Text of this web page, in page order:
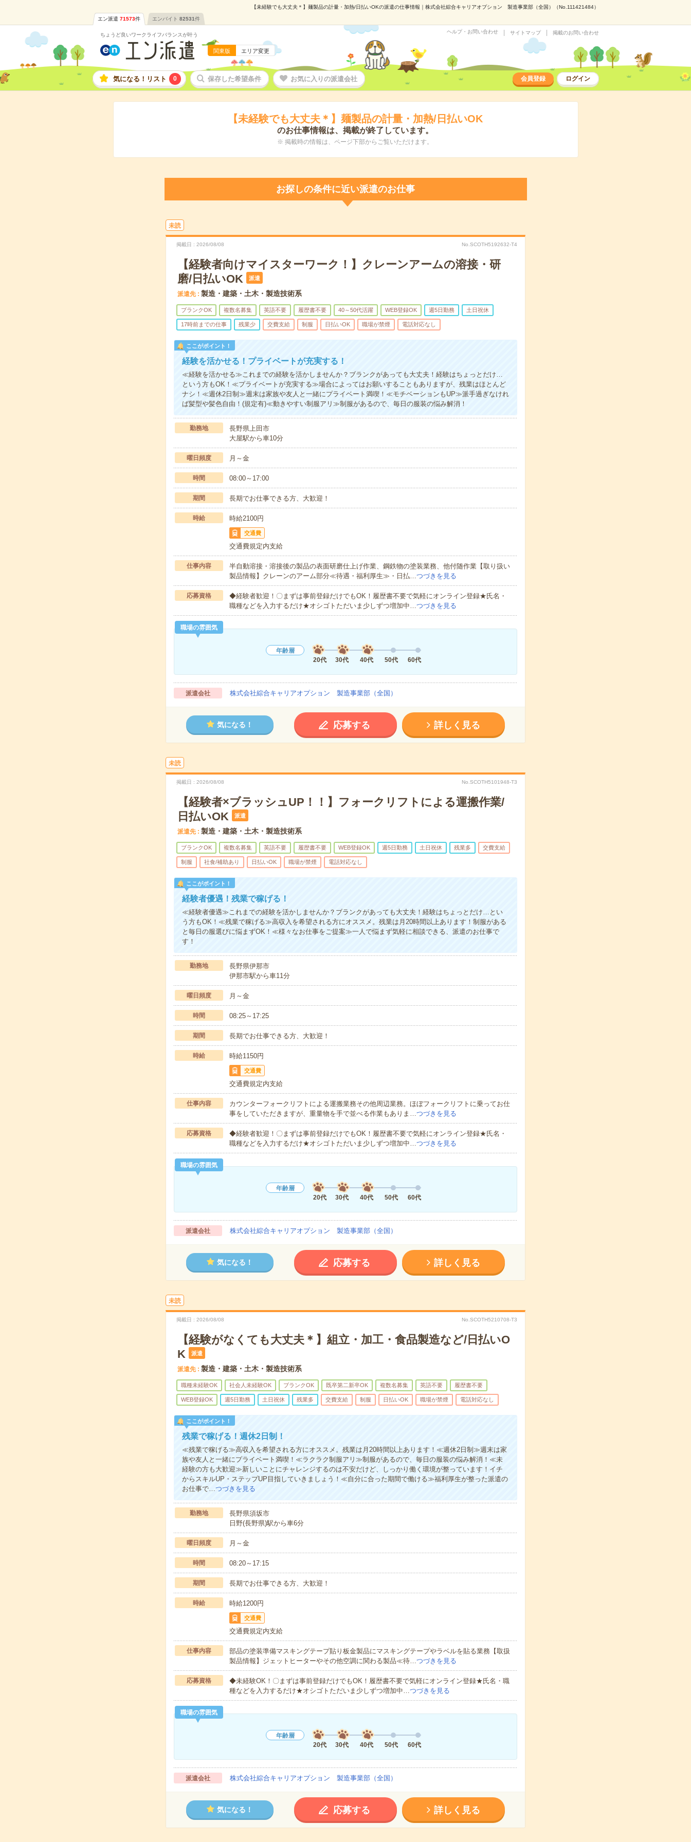
【未経験でも大丈夫＊】麺製品の計量・加熱/日払いOKの派遣の仕事情報｜株式会社綜合キャリアオプション 製造事業部（全国）（No.111421484）
エン派遣 71573件 エンバイト 82531件
ちょうど良いワークライフバランスが叶う
関東版 エリア変更
ヘルプ・お問い合わせ サイトマップ 掲載のお問い合わせ
気になる！リスト 0 保存した希望条件 お気に入りの派遣会社 会員登録 ログイン
【未経験でも大丈夫＊】麺製品の計量・加熱/日払いOK
のお仕事情報は、掲載が終了しています。
※ 掲載時の情報は、ページ下部からご覧いただけます。
お探しの条件に近い派遣のお仕事
未読
掲載日 2026/08/08 No.SCOTH5192632-T4
【経験者向けマイスターワーク！】クレーンアームの溶接・研
磨/日払いOK
派遣
派遣先 製造・建築・土木・製造技術系
ブランクOK 複数名募集 英語不要 履歴書不要 40～50代活躍 WEB登録OK 週5日勤務 土日祝休
17時前までの仕事 残業少 交費支給 制服 日払いOK 職場が禁煙 電話対応なし
ここがポイント！
経験を活かせる！プライベートが充実する！
≪経験を活かせる≫これまでの経験を活かしませんか？ブランクがあっても大丈夫！経験はちょっとだけ…
という方もOK！≪プライベートが充実する≫場合によってはお願いすることもありますが、残業はほとんど
ナシ！≪週休2日制≫週末は家族や友人と一緒にプライベート満喫！≪モチベーションもUP≫派手過ぎなけれ
ば髪型や髪色自由！(規定有)≪動きやすい制服アリ≫制服があるので、毎日の服装の悩み解消！
勤務地
長野県上田市
大屋駅から車10分
曜日頻度 月～金
時間 08:00～17:00
期間 長期でお仕事できる方、大歓迎！
時給 時給2100円
交通費
交通費規定内支給
仕事内容
半自動溶接・溶接後の製品の表面研磨仕上げ作業、鋼鉄物の塗装業務、他付随作業【取り扱い
製品情報】クレーンのアーム部分≪待遇・福利厚生≫・日払…つづきを見る
応募資格
◆経験者歓迎！〇まずは事前登録だけでもOK！履歴書不要で気軽にオンライン登録★氏名・
職種などを入力するだけ★オシゴトただいま少しずつ増加中…つづきを見る
職場の雰囲気
年齢層
20代
30代 40代 50代 60代
派遣会社 株式会社綜合キャリアオプション 製造事業部（全国）
気になる！ 応募する 詳しく見る
未読
掲載日 2026/08/08 No.SCOTH5101948-T3
【経験者×ブラッシュUP！！】フォークリフトによる運搬作業/
日払いOK
派遣
派遣先 製造・建築・土木・製造技術系
ブランクOK 複数名募集 英語不要 履歴書不要 WEB登録OK 週5日勤務 土日祝休 残業多 交費支給
制服 社食/補助あり 日払いOK 職場が禁煙 電話対応なし
ここがポイント！
経験者優遇！残業で稼げる！
≪経験者優遇≫これまでの経験を活かしませんか？ブランクがあっても大丈夫！経験はちょっとだけ…とい
う方もOK！≪残業で稼げる≫高収入を希望される方にオススメ。残業は月20時間以上あります！制服がある
と毎日の服選びに悩まずOK！≪様々なお仕事をご提案≫一人で悩まず気軽に相談できる、派遣のお仕事で
す！
勤務地
長野県伊那市
伊那市駅から車11分
曜日頻度 月～金
時間 08:25～17:25
期間 長期でお仕事できる方、大歓迎！
時給 時給1150円
交通費
交通費規定内支給
仕事内容
カウンターフォークリフトによる運搬業務その他周辺業務。ほぼフォークリフトに乗ってお仕
事をしていただきますが、重量物を手で並べる作業もありま…つづきを見る
応募資格
◆経験者歓迎！〇まずは事前登録だけでもOK！履歴書不要で気軽にオンライン登録★氏名・
職種などを入力するだけ★オシゴトただいま少しずつ増加中…つづきを見る
職場の雰囲気
年齢層
20代
30代 40代 50代 60代
派遣会社 株式会社綜合キャリアオプション 製造事業部（全国）
気になる！ 応募する 詳しく見る
未読
掲載日 2026/08/08 No.SCOTH5210708-T3
【経験がなくても大丈夫＊】組立・加工・食品製造など/日払いO
K
派遣
派遣先 製造・建築・土木・製造技術系
職種未経験OK 社会人未経験OK ブランクOK 既卒第二新卒OK 複数名募集 英語不要 履歴書不要
WEB登録OK 週5日勤務 土日祝休 残業多 交費支給 制服 日払いOK 職場が禁煙 電話対応なし
ここがポイント！
残業で稼げる！週休2日制！
≪残業で稼げる≫高収入を希望される方にオススメ。残業は月20時間以上あります！≪週休2日制≫週末は家
族や友人と一緒にプライベート満喫！≪ラクラク制服アリ≫制服があるので、毎日の服装の悩み解消！≪未
経験の方も大歓迎≫新しいことにチャレンジするのは不安だけど、しっかり働く環境が整っています！イチ
からスキルUP・ステップUP目指していきましょう！≪自分に合った期間で働ける≫福利厚生が整った派遣の
お仕事で…つづきを見る
勤務地
長野県須坂市
日野(長野県)駅から車6分
曜日頻度 月～金
時間 08:20～17:15
期間 長期でお仕事できる方、大歓迎！
時給 時給1200円
交通費
交通費規定内支給
仕事内容
部品の塗装準備マスキングテープ貼り板金製品にマスキングテープやラベルを貼る業務【取扱
製品情報】ジェットヒーターやその他空調に関わる製品≪待…つづきを見る
応募資格
◆未経験OK！〇まずは事前登録だけでもOK！履歴書不要で気軽にオンライン登録★氏名・職
種などを入力するだけ★オシゴトただいま少しずつ増加中…つづきを見る
職場の雰囲気
年齢層
20代
30代 40代 50代 60代
派遣会社 株式会社綜合キャリアオプション 製造事業部（全国）
気になる！ 応募する 詳しく見る